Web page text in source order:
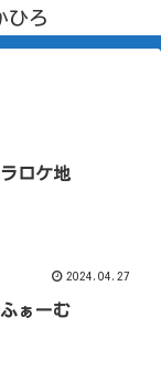
ひろ
ロケ地
2024.04.27
ぁーむ